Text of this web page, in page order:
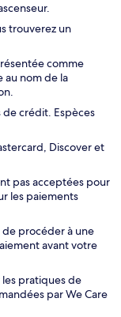
trouverez un
comme
au nom de la
crédit. Espèces
Discover et
pas acceptées pour
les paiements
procéder à une
avant votre
pratiques de
par We Care